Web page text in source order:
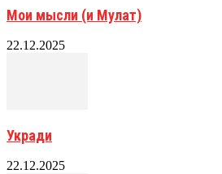
Мои мысли (и Мулат)
22.12.2025
Укради
22.12.2025